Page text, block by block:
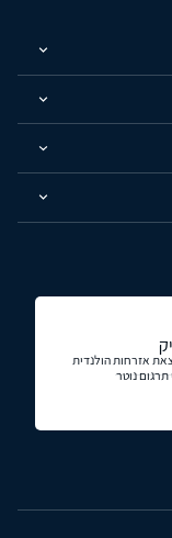
אזרחות הולנדית
נוטר